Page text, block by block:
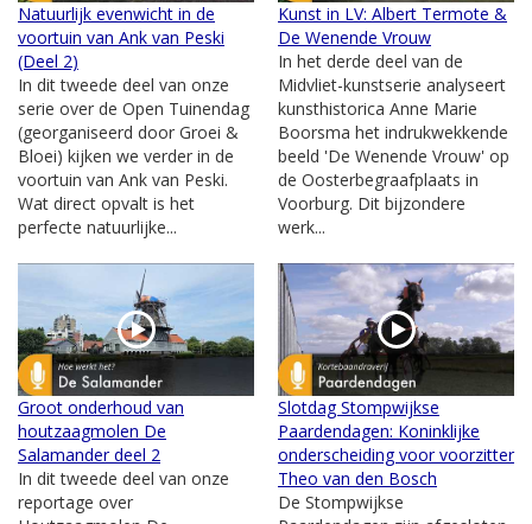
Natuurlijk evenwicht in de
voortuin van Ank van Peski
(Deel 2)
In dit tweede deel van onze
serie over de Open Tuinendag
(georganiseerd door Groei &
Bloei) kijken we verder in de
voortuin van Ank van Peski.
Wat direct opvalt is het
perfecte natuurlijke...
Kunst in LV: Albert Termote &
De Wenende Vrouw
In het derde deel van de
Midvliet-kunstserie analyseert
kunsthistorica Anne Marie
Boorsma het indrukwekkende
beeld 'De Wenende Vrouw' op
de Oosterbegraafplaats in
Voorburg. Dit bijzondere
werk...
Groot onderhoud van
houtzaagmolen De
Salamander deel 2
In dit tweede deel van onze
reportage over
Slotdag Stompwijkse
Paardendagen: Koninklijke
onderscheiding voor voorzitter
Theo van den Bosch
De Stompwijkse